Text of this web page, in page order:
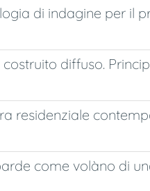
di indagine per il
diffuso.
residenziale
come volàno di